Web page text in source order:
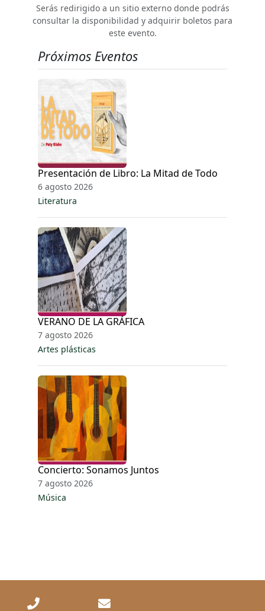
Serás redirigido a un sitio externo donde podrás
consultar la disponibilidad y adquirir boletos para
este evento.
Próximos Eventos
Presentación de Libro: La Mitad de Todo
6 agosto 2026
Literatura
VERANO DE LA GRÁFICA
7 agosto 2026
Artes plásticas
Concierto: Sonamos Juntos
7 agosto 2026
Música